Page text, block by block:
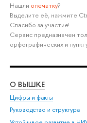
Нашли опечатку?
Выделите её, нажмите
Спасибо за участие!
Сервис предназначен
орфографических и
О ВЫШКЕ
Цифры и факты
Руководство и структура